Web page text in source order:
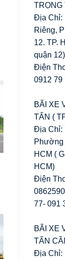
TRỌNG
Địa Chỉ:
Riêng,
12. TP.
quận 12)
Điện
0912 79
BÃI XE
TẤN (
Địa Chỉ:
Phường
HCM (
HCM)
Điện
77- 091
BÃI XE
TẤN
Địa Chỉ: